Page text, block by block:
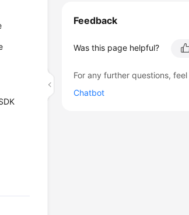
Feedback
Was this page helpful?
For any further questions,
Chatbot